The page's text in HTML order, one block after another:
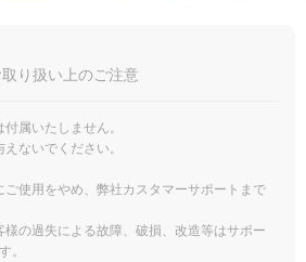
取り扱い上のご注意
属いたしません。
ないでください。
使用をやめ、弊社カスタマーサポートまで
様の過失による故障、破損、改造等はサポー
。